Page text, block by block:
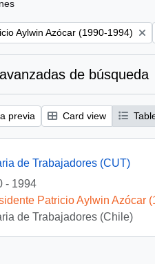
Aylwin Azócar (1990-1994)
de búsqueda
previa Card view
de Trabajadores (CUT)
- 1994
Patricio Aylwin Azócar
de Trabajadores (Chile)